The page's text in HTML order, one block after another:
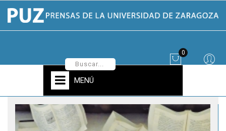
0
MENÚ